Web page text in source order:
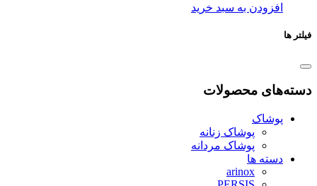
به سبد خرید
محصولات
پوشاک زنانه
پوشاک مردانه
ها